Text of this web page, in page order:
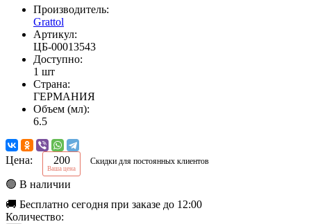
Производитель:
Grattol
Артикул:
ЦБ-00013543
Доступно:
1 шт
Страна:
ГЕРМАНИЯ
Объем (мл):
6.5
Цена: 200
Ваша цена
Скидки для постоянных клиентов
🟢 В наличии
🚚 Бесплатно сегодня при заказе до 12:00
Количество: